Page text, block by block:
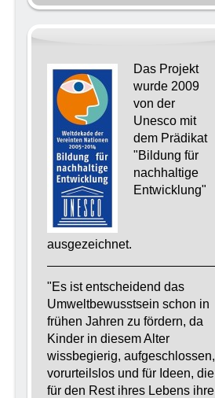
Das Projekt
wurde 2009
von der
Unesco mit
dem Prädikat
"Bildung für
nachhaltige
Entwicklung"
ausgezeichnet.
"Es ist entscheidend das
Umweltbewusstsein schon in
frühen Jahren zu fördern, da
Kinder in diesem Alter
wissbegierig, aufgeschlossen,
vorurteilslos und für Ideen, die
für den Rest ihres Lebens ihre